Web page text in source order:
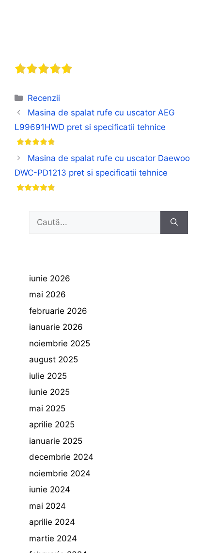
Categorii
Recenzii
Masina de spalat rufe cu uscator AEG
L99691HWD pret si specificatii tehnice
Masina de spalat rufe cu uscator Daewoo
DWC-PD1213 pret si specificatii tehnice
după:
iunie 2026
mai 2026
februarie 2026
ianuarie 2026
noiembrie 2025
august 2025
iulie 2025
iunie 2025
mai 2025
aprilie 2025
ianuarie 2025
decembrie 2024
noiembrie 2024
iunie 2024
mai 2024
aprilie 2024
martie 2024